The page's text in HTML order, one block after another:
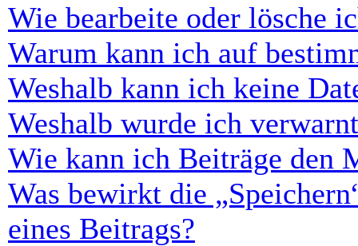
Wie bearbeite oder lösche
Warum kann ich auf
Weshalb kann ich keine
Weshalb wurde ich
Wie kann ich Beiträge den
Was bewirkt die
eines Beitrags?